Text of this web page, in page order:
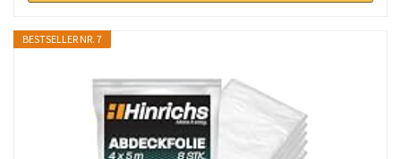
BESTSELLER NR. 7